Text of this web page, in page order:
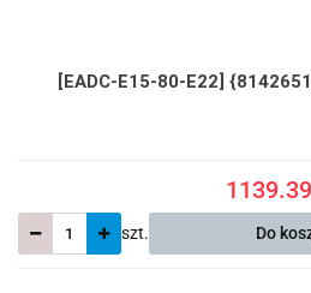
[EADC-E15-80-E22]
1139.39
szt. Do